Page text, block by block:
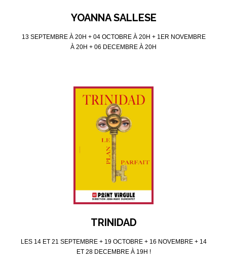
YOANNA SALLESE
13 SEPTEMBRE À 20H + 04 OCTOBRE À 20H + 1ER NOVEMBRE
À 20H + 06 DECEMBRE À 20H
TRINIDAD
LES 14 ET 21 SEPTEMBRE + 19 OCTOBRE + 16 NOVEMBRE + 14
ET 28 DECEMBRE À 19H !